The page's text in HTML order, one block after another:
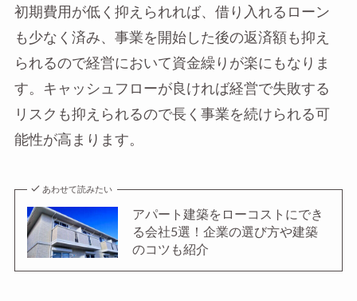
初期費用が低く抑えられれば、借り入れるローン
も少なく済み、事業を開始した後の返済額も抑え
られるので経営において資金繰りが楽にもなりま
す。キャッシュフローが良ければ経営で失敗する
リスクも抑えられるので長く事業を続けられる可
能性が高まります。
あわせて読みたい
アパート建築をローコストにでき
る会社5選！企業の選び方や建築
のコツも紹介